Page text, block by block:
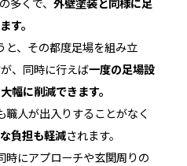
す。
と、その都度足場を組み立
、同時に行えば一度の足場設
幅に削減できます。
職人が出入りすることがなく
負担も軽減されます。
時にアプローチや玄関周りの